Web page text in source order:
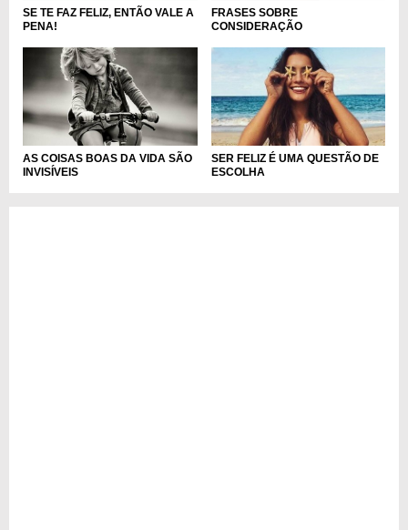
SE TE FAZ FELIZ, ENTÃO VALE A
PENA!
FRASES SOBRE
CONSIDERAÇÃO
AS COISAS BOAS DA VIDA SÃO
INVISÍVEIS
SER FELIZ É UMA QUESTÃO DE
ESCOLHA